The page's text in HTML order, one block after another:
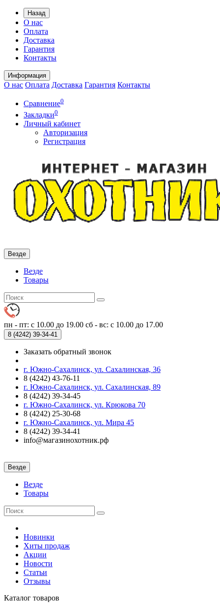
Назад
О нас
Оплата
Доставка
Гарантия
Контакты
Информация
О нас Оплата Доставка Гарантия Контакты
Сравнение0
Закладки0
Личный кабинет
Авторизация
Регистрация
Везде
Везде
Товары
пн - пт: с 10.00 до 19.00 сб - вс: с 10.00 до 17.00
8 (4242) 39-34-41
Заказать обратный звонок
г. Южно-Сахалинск, ул. Сахалинская, 36
8 (4242) 43-76-11
г. Южно-Сахалинск, ул. Сахалинская, 89
8 (4242) 39-34-45
г. Южно-Сахалинск, ул. Крюкова 70
8 (4242) 25-30-68
г. Южно-Сахалинск, ул. Мира 45
8 (4242) 39-34-41
info@магазинохотник.рф
Везде
Везде
Товары
Новинки
Хиты продаж
Акции
Новости
Статьи
Отзывы
Каталог товаров